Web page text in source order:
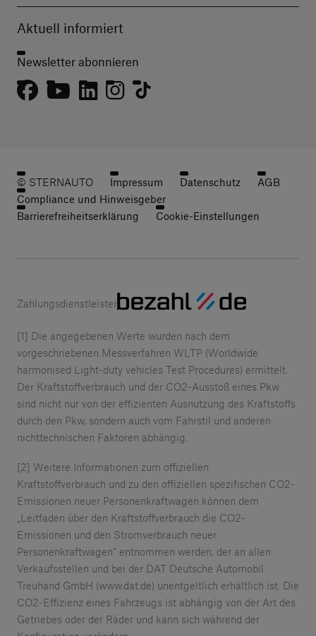
Aktuell informiert
Newsletter abonnieren
© STERNAUTO Impressum Datenschutz
AGB
Compliance und Hinweisgeber
Barrierefreiheitserklärung
Cookie-Einstellungen
Zahlungsdienstleister
[1] Die angegebenen Werte wurden nach dem
vorgeschriebenen Messverfahren WLTP (Worldwide
harmonised Light-duty vehicles Test Procedures) ermittelt.
Der Kraftstoffverbrauch und der CO2-Ausstoß eines Pkw
sind nicht nur von der effizienten Ausnutzung des Kraftstoffs
durch den Pkw, sondern auch vom Fahrstil und anderen
nichttechnischen Faktoren abhängig.
[2] Weitere Informationen zum offiziellen
Kraftstoffverbrauch und zu den offiziellen spezifischen CO2-
Emissionen neuer Personenkraftwagen können dem
„Leitfaden über den Kraftstoffverbrauch die CO2-
Emissionen und den Stromverbrauch neuer
Personenkraftwagen“ entnommen werden, der an allen
Verkaufsstellen und bei der DAT Deutsche Automobil
Treuhand GmbH (www.dat.de) unentgeltlich erhältlich ist. Die
CO2-Effizienz eines Fahrzeugs ist abhängig von der Art des
Getriebes oder der Räder und kann sich während der